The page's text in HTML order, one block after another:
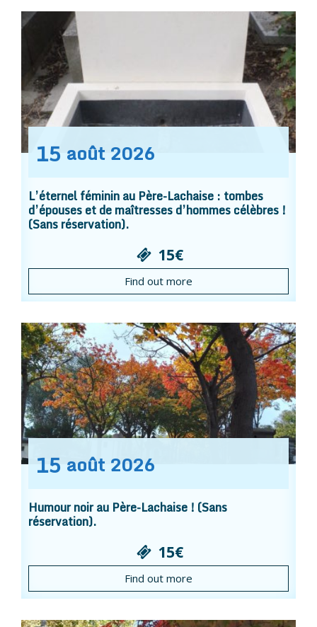
15 août 2026
L’éternel féminin au Père-Lachaise : tombes
d’épouses et de maîtresses d’hommes célèbres !
(Sans réservation).
15€
Find out more
15 août 2026
Humour noir au Père-Lachaise ! (Sans
réservation).
15€
Find out more